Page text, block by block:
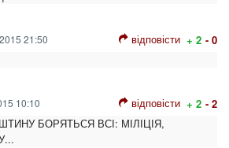
21:50 відповісти + 2 - 0
10:10 відповісти + 2 - 2
БОРЯТЬСЯ ВСІ: МІЛІЦІЯ,